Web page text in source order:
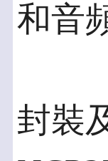
和音
封裝